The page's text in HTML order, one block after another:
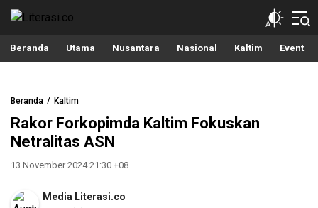
Beranda Utama Nusantara Nasional Kaltim Event
Beranda Kaltim
Rakor Forkopimda Kaltim Fokuskan
Netralitas ASN
13 November 2024 21:30 +08
Media Literasi.co